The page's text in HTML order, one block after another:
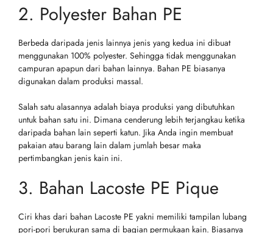
2. Polyester Bahan PE
Berbeda daripada jenis lainnya jenis yang kedua ini dibuat
menggunakan 100% polyester. Sehingga tidak menggunakan
campuran apapun dari bahan lainnya. Bahan PE biasanya
digunakan dalam produksi massal.
Salah satu alasannya adalah biaya produksi yang dibutuhkan
untuk bahan satu ini. Dimana cenderung lebih terjangkau ketika
daripada bahan lain seperti katun. Jika Anda ingin membuat
pakaian atau barang lain dalam jumlah besar maka
pertimbangkan jenis kain ini.
3. Bahan Lacoste PE Pique
Ciri khas dari bahan Lacoste PE yakni memiliki tampilan lubang
pori-pori berukuran sama di bagian permukaan kain. Biasanya